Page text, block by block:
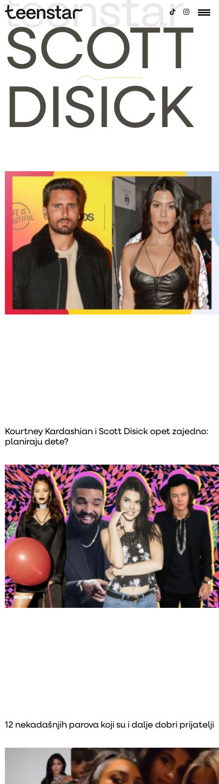
SCOTT
DISICK
Kourtney Kardashian i Scott Disick opet zajedno:
planiraju dete?
12 nekadašnjih parova koji su i dalje dobri prijatelji